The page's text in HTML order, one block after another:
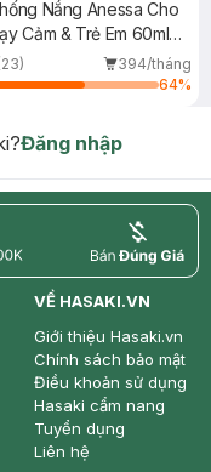
Nắng Anessa Cho
Cảm & Trẻ Em 60ml
394/tháng
64%
Đăng nhập
price
VỀ HASAKI.VN
Giới thiệu Hasaki.vn
Chính sách bảo mật
Điều khoản sử dụng
Hasaki cẩm nang
Tuyển dụng
Liên hệ